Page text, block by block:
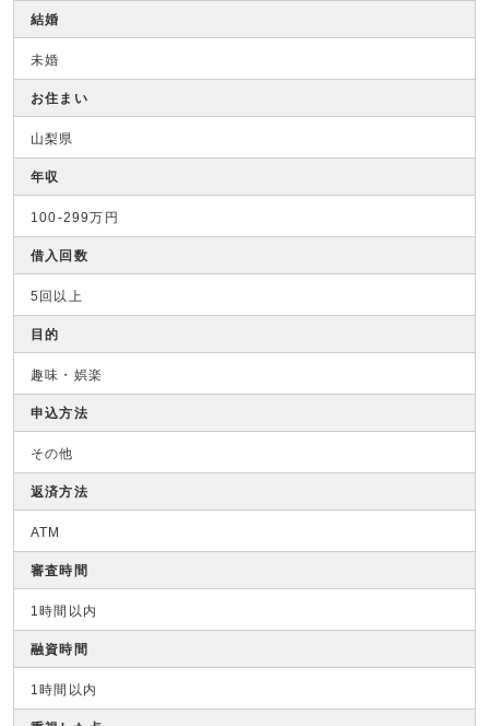
結婚
未婚
お住まい
山梨県
年収
100-299万円
借入回数
5回以上
目的
趣味・娯楽
申込方法
その他
返済方法
ATM
審査時間
1時間以内
融資時間
1時間以内